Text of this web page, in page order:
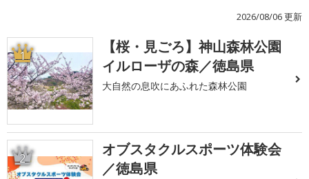
2026/08/06 更新
1
【桜・見ごろ】神山森林公園
イルローザの森／徳島県
大自然の息吹にあふれた森林公園
2
オブスタクルスポーツ体験会
／徳島県